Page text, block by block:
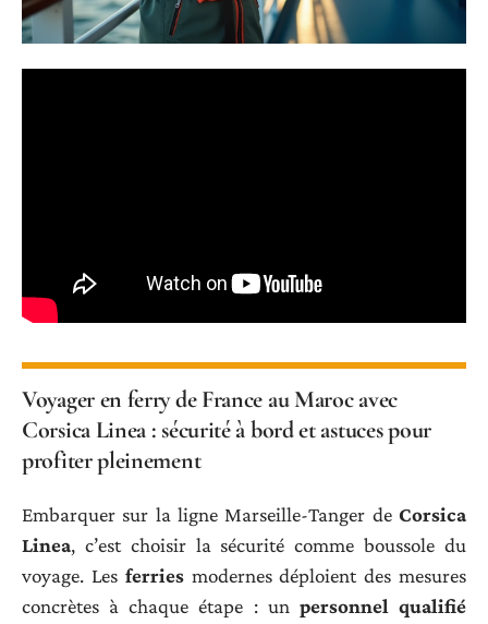
Voyager en ferry de France au Maroc avec
Corsica Linea : sécurité à bord et astuces pour
profiter pleinement
Embarquer sur la ligne Marseille-Tanger de Corsica
Linea, c’est choisir la sécurité comme boussole du
voyage. Les ferriesmodernes déploient des mesures
concrètes à chaque étape : un personnel qualifié